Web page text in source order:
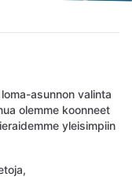
asunnon valinta
olemme koonneet
yleisimpiin